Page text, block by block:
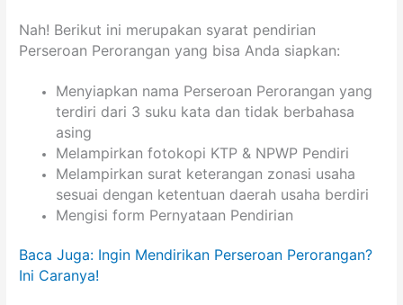
Nah! Berikut ini merupakan syarat pendirian
Perseroan Perorangan yang bisa Anda siapkan:
Menyiapkan nama Perseroan Perorangan yang
terdiri dari 3 suku kata dan tidak berbahasa
asing
Melampirkan fotokopi KTP & NPWP Pendiri
Melampirkan surat keterangan zonasi usaha
sesuai dengan ketentuan daerah usaha berdiri
Mengisi form Pernyataan Pendirian
Baca Juga: Ingin Mendirikan Perseroan Perorangan?
Ini Caranya!